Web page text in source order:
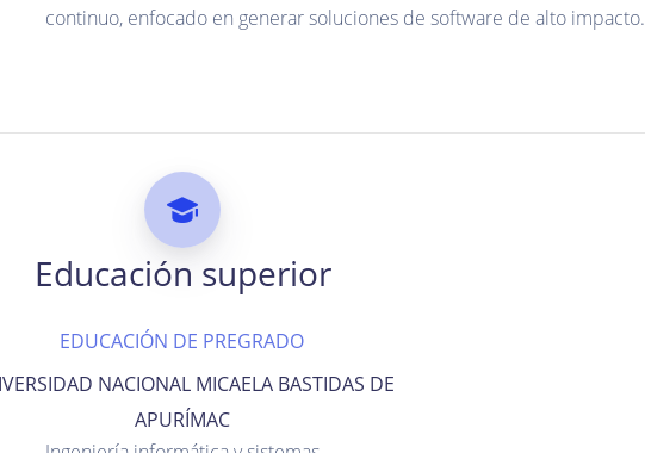
continuo, enfocado en generar soluciones de software de alto impacto.
Educación superior
EDUCACIÓN DE PREGRADO
NACIONAL MICAELA BASTIDAS DE
APURÍMAC